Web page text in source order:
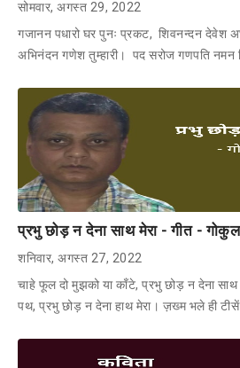
सोमवार, अगस्त 29, 2022
गजानन पधारो घर पुनः प्रकट, शिवनन्दन देवेश
अभिनंदन गणेश तुम्हारी। पद सरोज गणपति नमन
प्रभु छोड़ न देना साथ मेरा - गीत - गोकुल
शनिवार, अगस्त 27, 2022
चाहे फूल दो मुझको या काँटे, प्रभु छोड़ न देना
पथ, प्रभु छोड़ न देना हाथ मेरा। ज़ख्म भले ही टीसें